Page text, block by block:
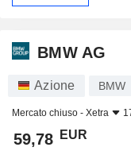
BMW AG
Azione BMW
Mercato chiuso - Xetra
59,78 EUR